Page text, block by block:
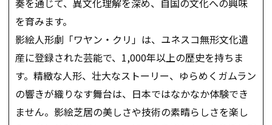
奏を通じて、異文化理解を深め、自国の文化への興味
を育みます。
影絵人形劇「ワヤン・クリ」は、ユネスコ無形文化遺
産に登録された芸能で、1,000年以上の歴史を持ちま
す。精緻な人形、壮大なストーリー、ゆらめくガムラン
の響きが織りなす舞台は、日本ではなかなか体験でき
ません。影絵芝居の美しさや技術の素晴らしさを楽し